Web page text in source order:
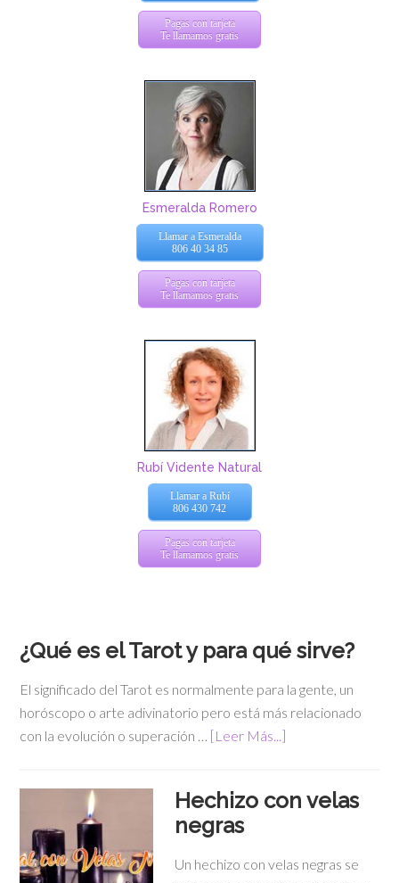
Pagas con tarjeta
Te llamamos gratis
Esmeralda Romero
Llamar a Esmeralda
806 40 34 85
Pagas con tarjeta
Te llamamos gratis
Rubí Vidente Natural
Llamar a Rubí
806 430 742
Pagas con tarjeta
Te llamamos gratis
¿Qué es el Tarot y para qué sirve?
El significado del Tarot es normalmente para la gente, un
horóscopo o arte adivinatorio pero está más relacionado
con la evolución o superación … [Leer Más...]
Hechizo con velas
negras
Un hechizo con velas negras se